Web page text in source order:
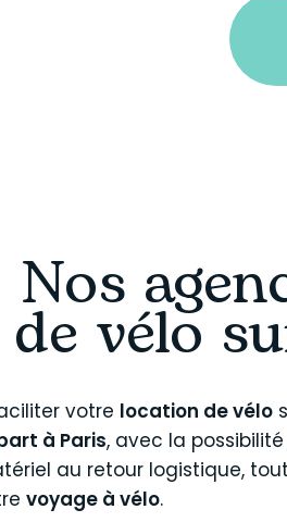
Nos
de vélo
votre location de vélo
à Paris, avec la
au retour logistique,
voyage à vélo.